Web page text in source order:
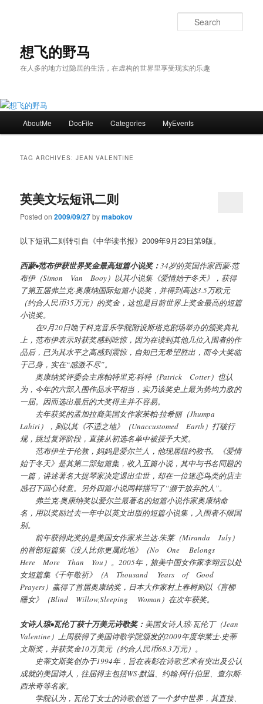
content
content想飞的野马
在人多的地方过隐居的生活，在虚构的世界里享受现实的乐趣
AboutMe DocFile Categories MyEvents
TAG ARCHIVES:JEAN VALENTINE
英美文坛短讯二则
Posted on2009/09/27bymabokov
以下短讯二则转引自《中华读书报》2009年9月23日第9版。
西蒙•范布伊获世界奖金最高短篇小说奖：34岁的英国作家西蒙·范
布伊（Simon Van Booy）以其小说集《爱情始于冬天》，获得
了第五届弗兰克·奥康纳国际短篇小说奖，并得到高达3.5万欧元
（约合人民币35万元）的奖金，这也是目前世界上奖金最高的短篇
小说奖。
在9月20日晚于科克音乐学院附设斯塔克剧场举办的颁奖典礼
上，范布伊表示对获奖感到吃惊，因为在读到其他几位入围者的作
品后，已为其水平之高感到震惊，自知已无希望胜出，而今大奖临
于己身，实在“感激不尽”。
奥康纳奖评委会主席帕特里克·科特（Patrick Cotter）也认
为，今年的六部入围作品水平相当，实乃该奖史上最为势均力敌的
一届。因而选出最后的大奖得主并不容易。
去年获奖的孟加拉裔美国女作家茱帕·拉希丽（Jhumpa
Lahiri），则以其《不适之地》（Unaccustomed Earth）打破行
规，跳过复评阶段，直接从初选名单中被授予大奖。
范布伊生于伦敦，妈妈是爱尔兰人，他现居纽约教书。《爱情
始于冬天》是其第二部短篇集，收入五篇小说，其中与书名同题的
一篇，讲述著名大提琴家决定退出尘世，却在一位迷恋鸟类的店主
感召下回心转意。另外四篇小说同样描写了“濒于放弃的人”。
弗兰克·奥康纳奖以爱尔兰最著名的短篇小说作家奥康纳命
名，用以奖励过去一年中以英文出版的短篇小说集，入围者不限国
别。
前年获得此奖的是美国女作家米兰达·朱莱（Miranda July）
的首部短篇集《没人比你更属此地》（No One Belongs
Here More Than You）。2005年，旅美中国女作家李翊云以处
女短篇集《千年敬祈》（A Thousand Years of Good
Prayers）赢得了首届奥康纳奖，日本大作家村上春树则以《盲柳
睡女》（Blind Willow,Sleeping Woman）在次年获奖。
女诗人琼•瓦伦丁获十万美元诗歌奖： 美国女诗人琼·瓦伦丁（Jean
Valentine）上周获得了美国诗歌学院颁发的2009年度华莱士·史蒂
文斯奖，并获奖金10万美元（约合人民币68.3万元）。
史蒂文斯奖创办于1994年，旨在表彰在诗歌艺术有突出及公认
成就的美国诗人，往届得主包括WS·默温、约翰·阿什伯里、查尔斯·
西米奇等名家。
学院认为，瓦伦丁女士的诗歌创造了一个梦中世界，其直接、